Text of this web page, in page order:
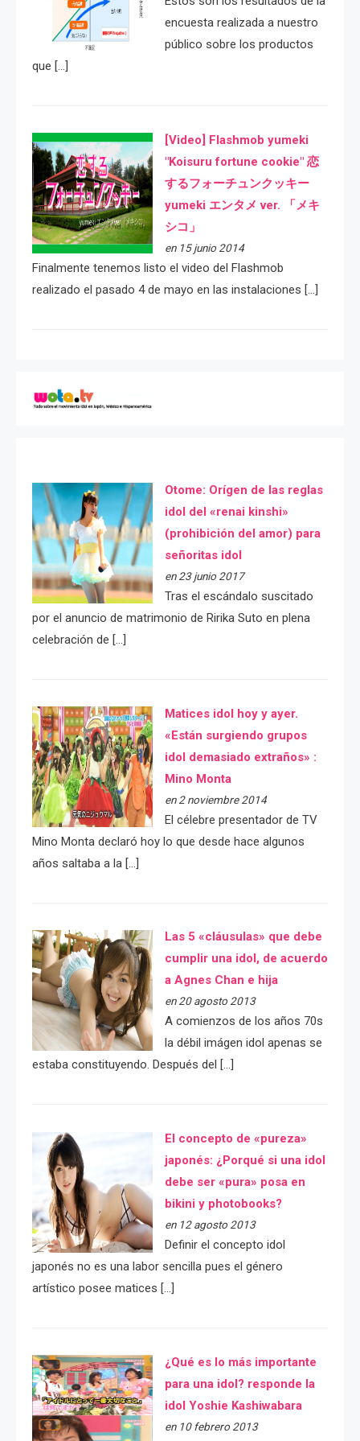
encuesta realizada a nuestro
público sobre los productos
que […]
[Video] Flashmob yumeki
"Koisuru fortune cookie" 恋
するフォーチュンクッキー
yumeki エンタメ ver. 「メキ
シコ」
en 15 junio 2014
Finalmente tenemos listo el video del Flashmob
realizado el pasado 4 de mayo en las instalaciones […]
Otome: Orígen de las reglas
idol del «renai kinshi»
(prohibición del amor) para
señoritas idol
en 23 junio 2017
Tras el escándalo suscitado
por el anuncio de matrimonio de Ririka Suto en plena
celebración de […]
Matices idol hoy y ayer.
«Están surgiendo grupos
idol demasiado extraños» :
Mino Monta
en 2 noviembre 2014
El célebre presentador de TV
Mino Monta declaró hoy lo que desde hace algunos
años saltaba a la […]
Las 5 «cláusulas» que debe
cumplir una idol, de acuerdo
a Agnes Chan e hija
en 20 agosto 2013
A comienzos de los años 70s
la débil imágen idol apenas se
estaba constituyendo. Después del […]
El concepto de «pureza»
japonés: ¿Porqué si una idol
debe ser «pura» posa en
bikini y photobooks?
en 12 agosto 2013
Definir el concepto idol
japonés no es una labor sencilla pues el género
artístico posee matices […]
¿Qué es lo más importante
para una idol? responde la
idol Yoshie Kashiwabara
en 10 febrero 2013